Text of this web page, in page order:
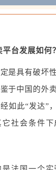
台发展如何？
是具有破坏
于中国的外
如此“发达”
它社会条件